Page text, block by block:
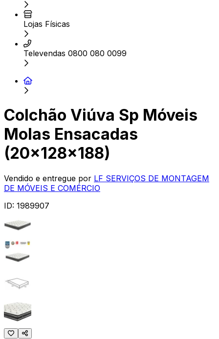
Lojas Físicas
Televendas 0800 080 0099
Colchão Viúva Sp Móveis
Molas Ensacadas
(20x128x188)
Vendido e entregue por LF SERVIÇOS DE MONTAGEM
DE MÓVEIS E COMÉRCIO
ID: 1989907